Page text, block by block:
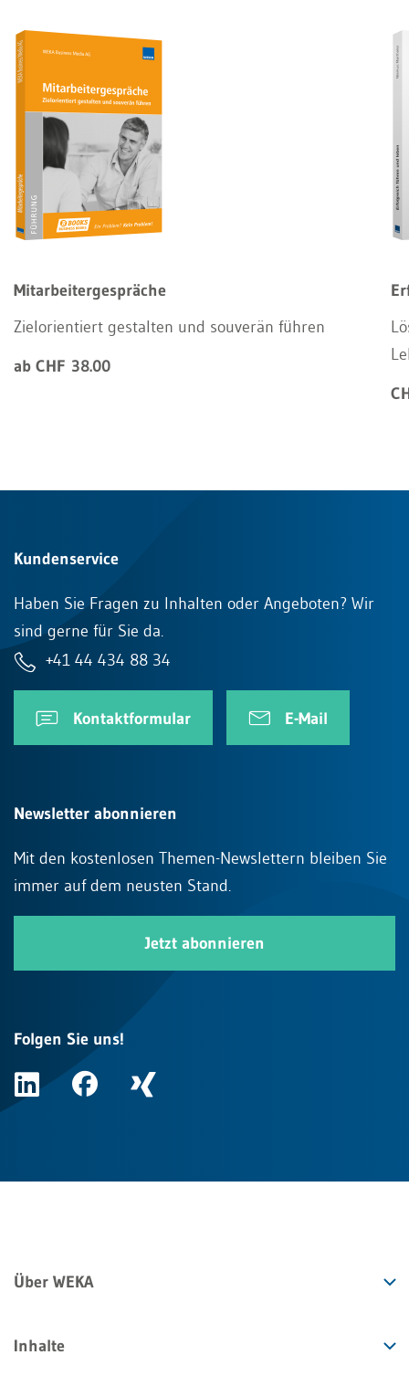
Mitarbeitergespräche
Zielorientiert gestalten und souverän führen
ab CHF 38.00
Kundenservice
Haben Sie Fragen zu Inhalten oder Angeboten? Wir
sind gerne für Sie da.
+41 44 434 88 34
Kontaktformular E-Mail
Newsletter abonnieren
Mit den kostenlosen Themen-Newslettern bleiben Sie
immer auf dem neusten Stand.
Jetzt abonnieren
Folgen Sie uns!
Über WEKA
Inhalte